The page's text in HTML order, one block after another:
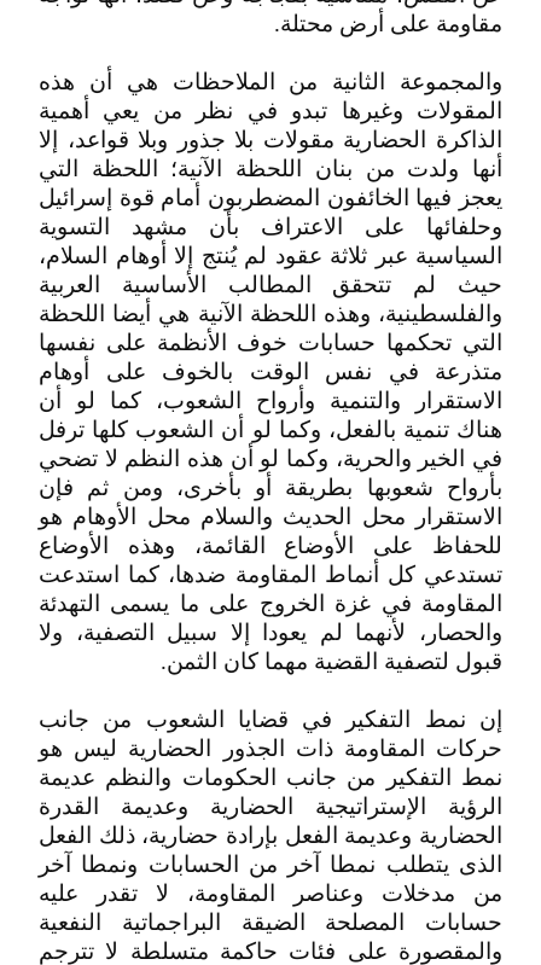
مقاومة على أرض محتلة.
والمجموعة الثانية من الملاحظات هي أن هذه
المقولات وغيرها تبدو في نظر من يعي أهمية
الذاكرة الحضارية مقولات بلا جذور وبلا قواعد، إلا
أنها ولدت من بنان اللحظة الآنية؛ اللحظة التي
يعجز فيها الخائفون المضطربون أمام قوة إسرائيل
وحلفائها على الاعتراف بأن مشهد التسوية
السياسية عبر ثلاثة عقود لم يُنتج إلا أوهام السلام،
حيث لم تتحقق المطالب الأساسية العربية
والفلسطينية، وهذه اللحظة الآنية هي أيضا اللحظة
التي تحكمها حسابات خوف الأنظمة على نفسها
متذرعة في نفس الوقت بالخوف على أوهام
الاستقرار والتنمية وأرواح الشعوب، كما لو أن
هناك تنمية بالفعل، وكما لو أن الشعوب كلها ترفل
في الخير والحرية، وكما لو أن هذه النظم لا تضحي
بأرواح شعوبها بطريقة أو بأخرى، ومن ثم فإن
الاستقرار محل الحديث والسلام محل الأوهام هو
للحفاظ على الأوضاع القائمة، وهذه الأوضاع
تستدعي كل أنماط المقاومة ضدها، كما استدعت
المقاومة في غزة الخروج على ما يسمى التهدئة
والحصار، لأنهما لم يعودا إلا سبيل التصفية، ولا
قبول لتصفية القضية مهما كان الثمن.
إن نمط التفكير في قضايا الشعوب من جانب
حركات المقاومة ذات الجذور الحضارية ليس هو
نمط التفكير من جانب الحكومات والنظم عديمة
الرؤية الإستراتيجية الحضارية وعديمة القدرة
الحضارية وعديمة الفعل بإرادة حضارية، ذلك الفعل
الذى يتطلب نمطا آخر من الحسابات ونمطا آخر
من مدخلات وعناصر المقاومة، لا تقدر عليه
حسابات المصلحة الضيقة البراجماتية النفعية
والمقصورة على فئات حاكمة متسلطة لا تترجم